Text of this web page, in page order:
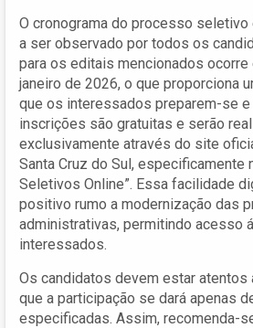
O cronograma do processo
a ser observado por todos os
para os editais mencionados ocorre
janeiro de 2026, o que proporciona
que os interessados preparem-se
inscrições são gratuitas e serão
exclusivamente através do site
Santa Cruz do Sul, especificamente
Seletivos Online”. Essa facilidade
positivo rumo a modernização das
administrativas, permitindo acesso
interessados.
Os candidatos devem estar atentos
que a participação se dará apenas
especificadas. Assim, recomenda-